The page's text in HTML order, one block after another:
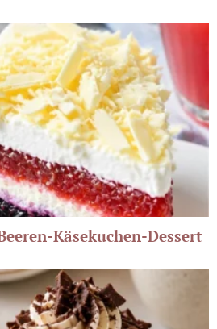
Käsekuchen-Dessert